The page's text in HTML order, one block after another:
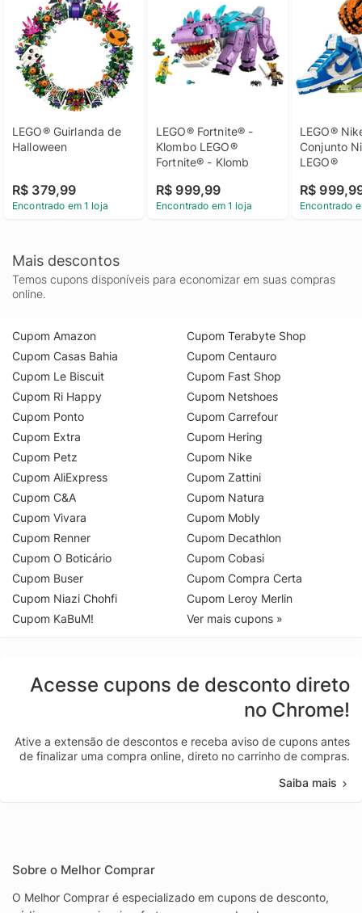
LEGO® Guirlanda de
Halloween
R$ 379,99
Encontrado em 1 loja
LEGO® Fortnite® -
Klombo LEGO®
Fortnite® - Klomb
R$ 999,99
Encontrado em 1 loja
LEGO®
Conjunto
LEGO®
R$
Encontrado
Mais descontos
Temos cupons disponíveis para economizar em suas compras
online.
Cupom Amazon
Cupom Casas Bahia
Cupom Le Biscuit
Cupom Ri Happy
Cupom Ponto
Cupom Extra
Cupom Petz
Cupom AliExpress
Cupom C&A
Cupom Vivara
Cupom Renner
Cupom O Boticário
Cupom Buser
Cupom Niazi Chohfi
Cupom KaBuM!
Cupom Terabyte Shop
Cupom Centauro
Cupom Fast Shop
Cupom Netshoes
Cupom Carrefour
Cupom Hering
Cupom Nike
Cupom Zattini
Cupom Natura
Cupom Mobly
Cupom Decathlon
Cupom Cobasi
Cupom Compra Certa
Cupom Leroy Merlin
Ver mais cupons »
Acesse cupons de desconto direto
no Chrome!
Ative a extensão de descontos e receba aviso de cupons antes
de finalizar uma compra online, direto no carrinho de compras.
Saiba mais
Sobre o Melhor Comprar
O Melhor Comprar é especializado em cupons de desconto,